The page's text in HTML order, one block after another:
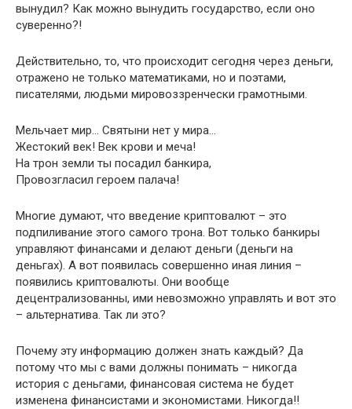
вынудил? Как можно вынудить государство, если оно
суверенно?!
Действительно, то, что происходит сегодня через деньги,
отражено не только математиками, но и поэтами,
писателями, людьми мировоззренчески грамотными.
Мельчает мир… Святыни нет у мира…
Жестокий век! Век крови и меча!
На трон земли ты посадил банкира,
Провозгласил героем палача!
Многие думают, что введение криптовалют – это
подпиливание этого самого трона. Вот только банкиры
управляют финансами и делают деньги (деньги на
деньгах). А вот появилась совершенно иная линия –
появились криптовалюты. Они вообще
децентрализованны, ими невозможно управлять и вот это
– альтернатива. Так ли это?
Почему эту информацию должен знать каждый? Да
потому что мы с вами должны понимать – никогда
история с деньгами, финансовая система не будет
изменена финансистами и экономистами. Никогда!!